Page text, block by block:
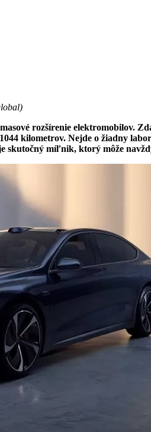
)
rozšírenie elektromobilov.
kilometrov. Nejde o žiadny
skutočný míľnik, ktorý môže